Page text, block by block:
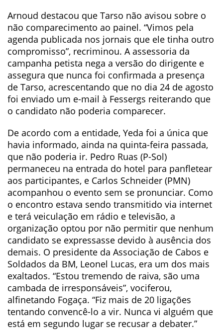
Arnoud destacou que Tarso não avisou sobre o
não comparecimento ao painel. “Vimos pela
agenda publicada nos jornais que ele tinha outro
compromisso”, recriminou. A assessoria da
campanha petista nega a versão do dirigente e
assegura que nunca foi confirmada a presença
de Tarso, acrescentando que no dia 24 de agosto
foi enviado um e-mail à Fessergs reiterando que
o candidato não poderia comparecer.
De acordo com a entidade, Yeda foi a única que
havia informado, ainda na quinta-feira passada,
que não poderia ir. Pedro Ruas (P-Sol)
permaneceu na entrada do hotel para panfletear
aos participantes, e Carlos Schneider (PMN)
acompanhou o evento sem se pronunciar. Como
o encontro estava sendo transmitido via internet
e terá veiculação em rádio e televisão, a
organização optou por não permitir que nenhum
candidato se expressasse devido à ausência dos
demais. O presidente da Associação de Cabos e
Soldados da BM, Leonel Lucas, era um dos mais
exaltados. “Estou tremendo de raiva, são uma
cambada de irresponsáveis”, vociferou,
alfinetando Fogaça. “Fiz mais de 20 ligações
tentando convencê-lo a vir. Nunca vi alguém que
está em segundo lugar se recusar a debater.”